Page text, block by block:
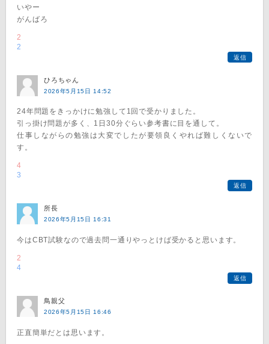
いやー
がんばろ
2
2
返信
ひろちゃん
2026年5月15日 14:52
24年問題をきっかけに勉強して1回で受かりました。
引っ掛け問題が多く、1日30分ぐらい参考書に目を通して。
仕事しながらの勉強は大変でしたが要領良くやれば難しくないで
す。
4
3
返信
所長
2026年5月15日 16:31
今はCBT試験なので過去問一通りやっとけば受かると思います。
2
4
返信
鳥親父
2026年5月15日 16:46
正直簡単だとは思います。